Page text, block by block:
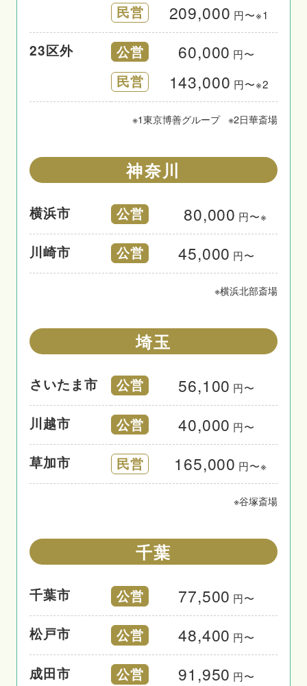
民営 209,000 円〜※1
23区外 公営 60,000 円〜
民営 143,000 円〜※2
※1東京博善グループ ※2日華斎場
神奈川
横浜市 公営 80,000 円〜※
川崎市 公営 45,000 円〜
※横浜北部斎場
埼玉
さいたま市 公営 56,100 円〜
川越市 公営 40,000 円〜
草加市 民営 165,000 円〜※
※谷塚斎場
千葉
千葉市 公営 77,500 円〜
松戸市 公営 48,400 円〜
成田市 公営 91,950 円〜